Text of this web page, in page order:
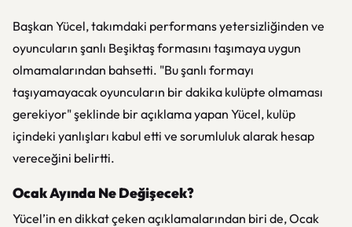
Başkan Yücel, takımdaki performans yetersizliğinden ve
oyuncuların şanlı Beşiktaş formasını taşımaya uygun
olmamalarından bahsetti. "Bu şanlı formayı
taşıyamayacak oyuncuların bir dakika kulüpte olmaması
gerekiyor" şeklinde bir açıklama yapan Yücel, kulüp
içindeki yanlışları kabul etti ve sorumluluk alarak hesap
vereceğini belirtti.
Ocak Ayında Ne Değişecek?
Yücel’in en dikkat çeken açıklamalarından biri de, Ocak